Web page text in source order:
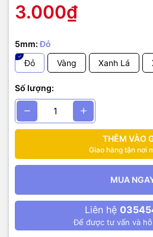
3.000₫
5mm:Đỏ
Đỏ
Vàng Xanh Lá
Số lượng:
THÊM VÀO
Giao hàng tận nơi
MUA
Liên hệ
Để được tư vấn và
Kích thước sản